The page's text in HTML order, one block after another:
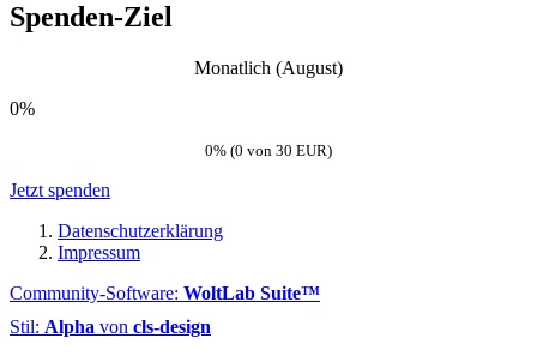
Spenden-Ziel
Monatlich (August)
0%
0% (0 von 30 EUR)
Jetzt spenden
Datenschutzerklärung
Impressum
Community-Software: WoltLab Suite™
Stil: Alpha von cls-design